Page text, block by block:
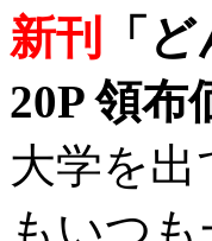
新刊
「
20P 領布
大学を
もいつ